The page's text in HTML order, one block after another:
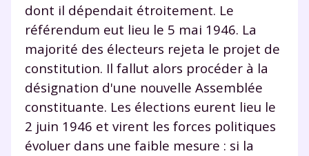
dont il dépendait étroitement. Le
référendum eut lieu le 5 mai 1946. La
majorité des électeurs rejeta le projet de
constitution. Il fallut alors procéder à la
désignation d'une nouvelle Assemblée
constituante. Les élections eurent lieu le
2 juin 1946 et virent les forces politiques
évoluer dans une faible mesure : si la